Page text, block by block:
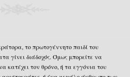
το πρωτογέννητο παιδί του
γίνει διάδοχός. Όμως μπορείτε να
κατέχει τον θρόνο, ή τα εγγόνια του